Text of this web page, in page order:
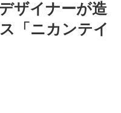
ザイナーが造
「ニカンテイ